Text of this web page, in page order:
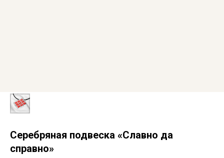
Серебряная подвеска «Славно да
справно»